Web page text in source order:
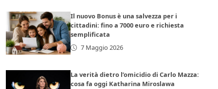
Il nuovo Bonus è una salvezza per i
cittadini: fino a 7000 euro e richiesta
semplificata
7 Maggio 2026
La verità dietro l’omicidio di Carlo Mazza:
cosa fa oggi Katharina Miroslawa